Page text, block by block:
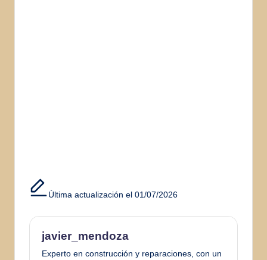
Última actualización el 01/07/2026
javier_mendoza
Experto en construcción y reparaciones, con un